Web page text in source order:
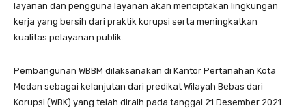
layanan dan pengguna layanan akan menciptakan lingkungan
kerja yang bersih dari praktik korupsi serta meningkatkan
kualitas pelayanan publik.
Pembangunan WBBM dilaksanakan di Kantor Pertanahan Kota
Medan sebagai kelanjutan dari predikat Wilayah Bebas dari
Korupsi (WBK) yang telah diraih pada tanggal 21 Desember 2021.